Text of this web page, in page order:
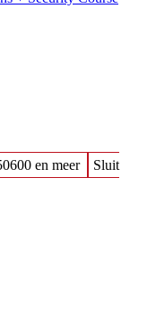
en meer
Sluit